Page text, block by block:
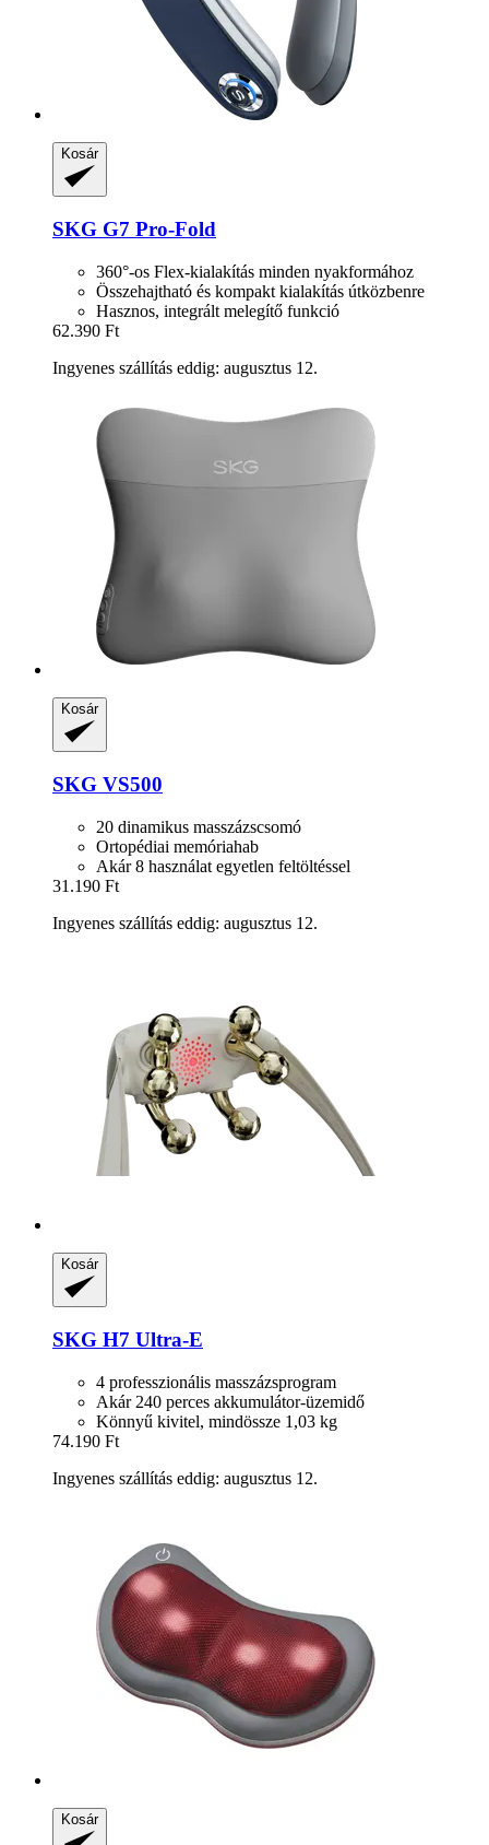
Kosár
SKG G7 Pro-​Fold
360°-os Flex-kialakítás minden nyakformához
Összehajtható és kompakt kialakítás útközbenre
Hasznos, integrált melegítő funkció
62.390 Ft
Ingyenes szállítás eddig: augusztus 12.
Kosár
SKG VS500
20 dinamikus masszázscsomó
Ortopédiai memóriahab
Akár 8 használat egyetlen feltöltéssel
31.190 Ft
Ingyenes szállítás eddig: augusztus 12.
Kosár
SKG H7 Ultra-​E
4 professzionális masszázsprogram
Akár 240 perces akkumulátor-üzemidő
Könnyű kivitel, mindössze 1,03 kg
74.190 Ft
Ingyenes szállítás eddig: augusztus 12.
Kosár